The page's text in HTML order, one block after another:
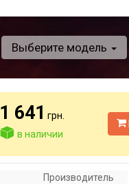
Выберите модель
1 641 грн.
в наличии
Производитель